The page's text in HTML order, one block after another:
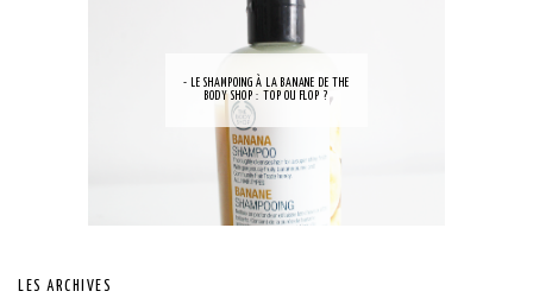
- LE SHAMPOING À LA BANANE DE THE
BODY SHOP : TOP OU FLOP ?
LES ARCHIVES